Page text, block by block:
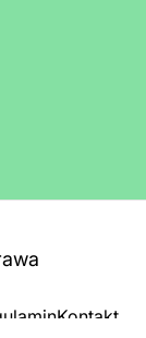
Kontakt